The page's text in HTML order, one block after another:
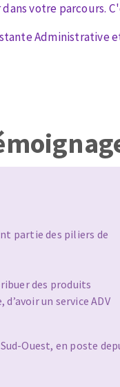
fin
votre parcours.
Administrative
partie des piliers de
des produits
un service ADV
Ouest, en poste